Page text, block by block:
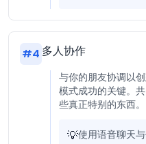
#4 多人协作
与你的朋友协调以
模式成功的关键。
些真正特别的东西。
💡使用语音聊天